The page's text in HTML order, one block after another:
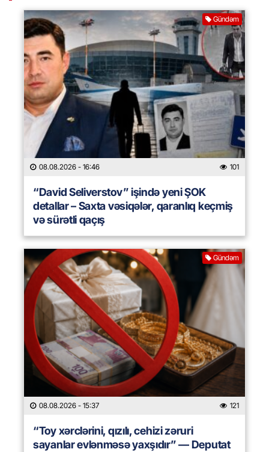
Gündəm
08.08.2026 - 16:46 101
“David Seliverstov” işində yeni ŞOK
detallar – Saxta vəsiqələr, qaranlıq keçmiş
və sürətli qaçış
Gündəm
08.08.2026 - 15:37 121
“Toy xərclərini, qızılı, cehizi zəruri
sayanlar evlənməsə yaxşıdır” — Deputat